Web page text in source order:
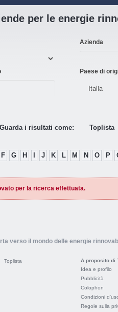
per le energie
Azienda
Paese di
i risultati come: Toplista
F G H J K L M N O P
per la ricerca effettuata.
verso il mondo delle energie
Toplista
A proposito di
Idea e profilo
Pubblicità
Colophon
Condizioni
Regole sulla